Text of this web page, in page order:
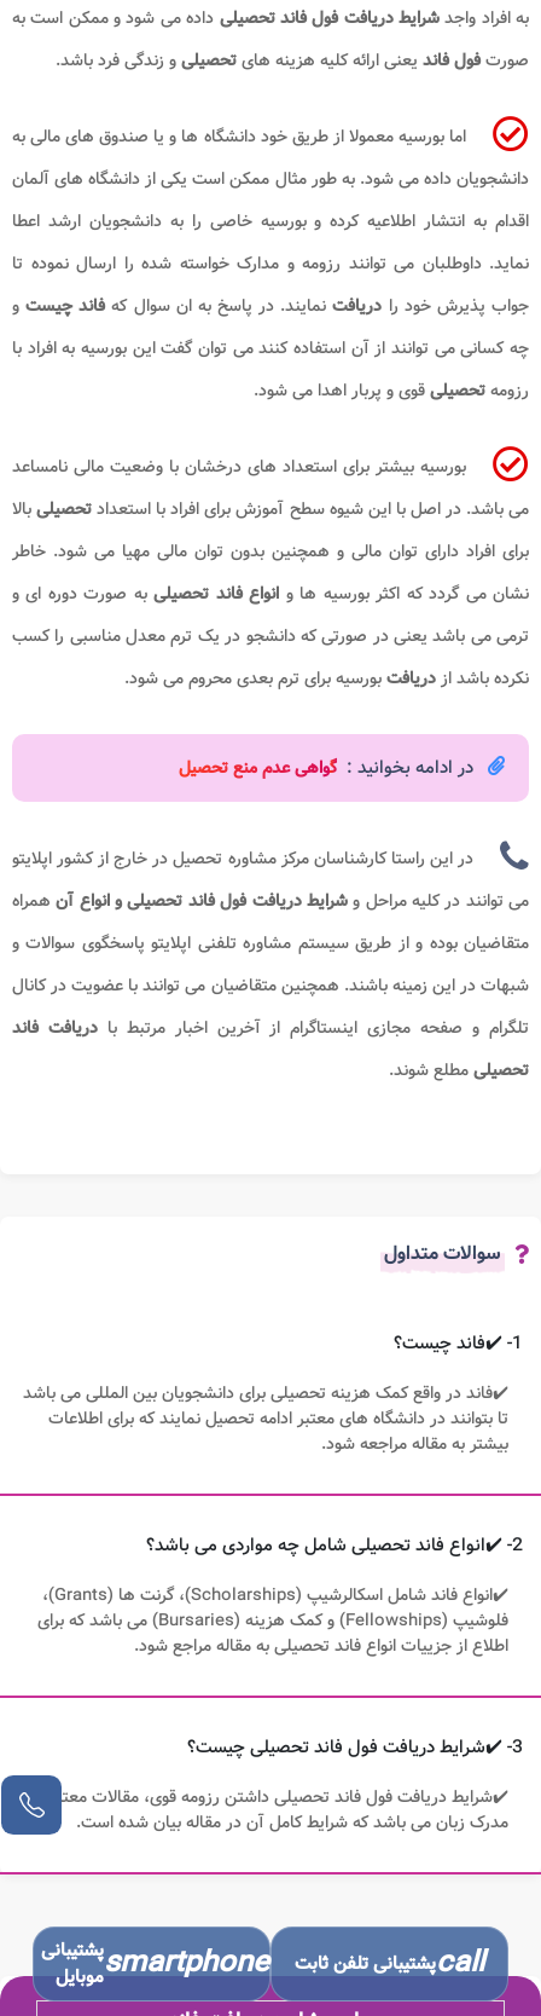
به افراد واجدشرایط دریافت فول فاند تحصیلی داده می شود و ممکن است به
صورتفول فاند یعنی ارائه کلیه هزینه هایتحصیلیو زندگی فرد باشد.
اما بورسیه معمولا از طریق خود دانشگاه ها و یا صندوق های مالی به
دانشجویان داده می شود. به طور مثال ممکن است یکی از دانشگاه های آلمان
اقدام به انتشار اطلاعیه کرده و بورسیه خاصی را به دانشجویان ارشد اعطا
نماید. داوطلبان می توانند رزومه و مدارک خواسته شده را ارسال نموده تا
جواب پذیرش خود را دریافتنمایند. در پاسخ به ان سوال کهفاند چیستو
چه کسانی می توانند از آن استفاده کنند می توان گفت این بورسیه به افراد با
رزومهتحصیلیقوی و پربار اهدا می شود.
بورسیه بیشتر برای استعداد های درخشان با وضعیت مالی نامساعد
می باشد. در اصل با این شیوه سطح آموزش برای افراد با استعدادتحصیلیبالا
برای افراد دارای توان مالی و همچنین بدون توان مالی مهیا می شود. خاطر
نشان می گردد که اکثر بورسیه ها و انواع فاند تحصیلیبه صورت دوره ای و
ترمی می باشد یعنی در صورتی که دانشجو در یک ترم معدل مناسبی را کسب
نکرده باشد ازدریافتبورسیه برای ترم بعدی محروم می شود.
در ادامه بخوانید : گواهی عدم منع تحصیل
در این راستا کارشناسان مرکز مشاوره تحصیل در خارج از کشور اپلایتو
می توانند در کلیه مراحل وشرایط دریافت فول فاند تحصیلی و انواع آنهمراه
متقاضیان بوده و از طریق سیستم مشاوره تلفنی اپلایتو پاسخگوی سوالات و
شبهات در این زمینه باشند. همچنین متقاضیان می توانند با عضویت در کانال
تلگرام و صفحه مجازی اینستاگرام از آخرین اخبار مرتبط بادریافت فاند
تحصیلیمطلع شوند.
سوالات متداول
1- ✔️فاند چیست؟
✔️فاند در واقع کمک هزینه تحصیلی برای دانشجویان بین المللی می باشد
تا بتوانند در دانشگاه های معتبر ادامه تحصیل نمایند که برای اطلاعات
بیشتر به مقاله مراجعه شود.
2- ✔️انواع فاند تحصیلی شامل چه مواردی می باشد؟
✔️انواع فاند شامل اسکالرشیپ (Scholarships)، گرنت ها (Grants)،
فلوشیپ (Fellowships) و کمک هزینه (Bursaries) می باشد که برای
اطلاع از جزییات انواع فاند تحصیلی به مقاله مراجع شود.
3- ✔️شرایط دریافت فول فاند تحصیلی چیست؟
✔️شرایط دریافت فول فاند تحصیلی داشتن رزومه قوی، مقالات معتبر و
مدرک زبان می باشد که شرایط کامل آن در مقاله بیان شده است.
callپشتیبانی تلفن ثابت smartphoneپشتیبانی
موبایل